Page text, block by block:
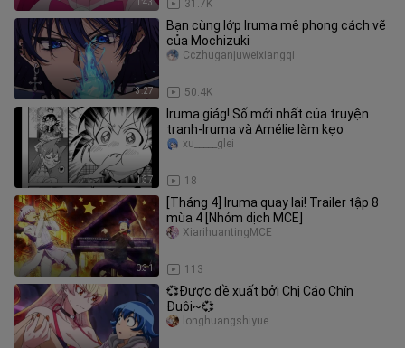
1:43 31.7K
3:27
Bạn cùng lớp Iruma mê phong cách vẽ
của Mochizuki
50.4K
Cczhuganjuweixiangqi
1:37
Iruma giág! Số mới nhất của truyện
tranh-Iruma và Amélie làm kẹo
18
xu_____glei
0:31
[Tháng 4] Iruma quay lại! Trailer tập 8
mùa 4 [Nhóm dịch MCE]
113
XiarihuantingMCE
💞Được đề xuất bởi Chị Cáo Chín
Đuôi~💞
longhuangshiyue